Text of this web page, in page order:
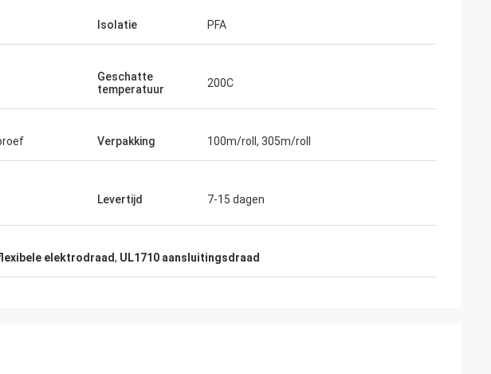
Isolatie PFA
Geschatte
temperatuur
200C
Verpakking 100m/roll, 305m/roll
Levertijd 7-15 dagen
elektrodraad, UL1710 aansluitingsdraad